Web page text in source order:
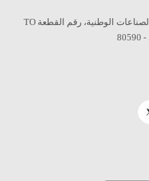
هوتباك منطقة حرة فرع دبي، مجمع الصناعات الوطنية، رقم القطعة TO